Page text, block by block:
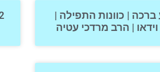
ברכה | כוונות התפילה |
וידאו | הרב מרדכי עטיה